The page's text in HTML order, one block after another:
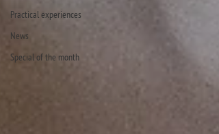
Practical experiences
News
Special of the month